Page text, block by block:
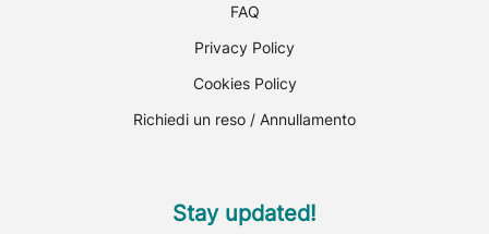
FAQ
Privacy Policy
Cookies Policy
Richiedi un reso / Annullamento
Stay updated!